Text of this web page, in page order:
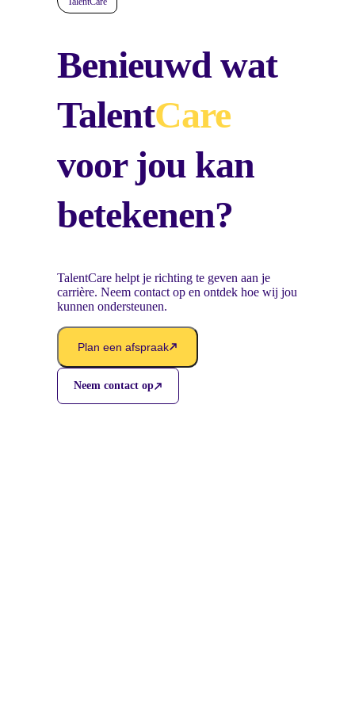
Benieuwd wat
TalentCare
voor jou kan
betekenen?
TalentCare helpt je richting te geven aan je
carrière. Neem contact op en ontdek hoe wij jou
kunnen ondersteunen.
Plan een afspraak
Neem contact op